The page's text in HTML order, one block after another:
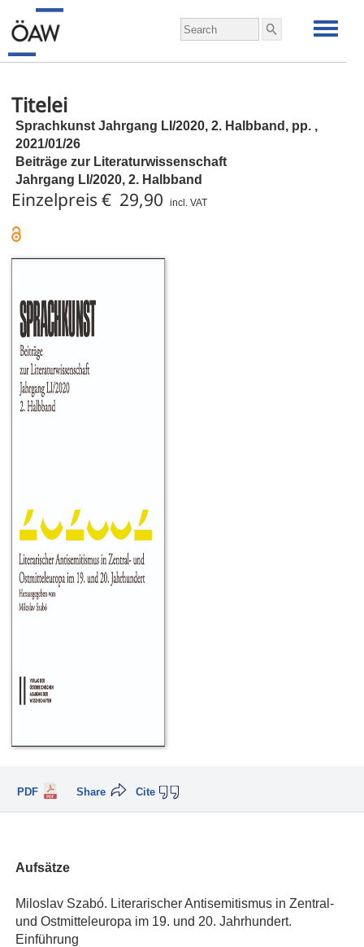
Titelei
Sprachkunst Jahrgang LI/2020, 2. Halbband, pp. ,
2021/01/26
Beiträge zur Literaturwissenschaft
Jahrgang LI/2020, 2. Halbband
Einzelpreis € 29,90 incl. VAT
PDF Cite
Share
Aufsätze
Miloslav Szabó. Literarischer Antisemitismus in Zentral-
und Ostmitteleuropa im 19. und 20. Jahrhundert.
Einführung